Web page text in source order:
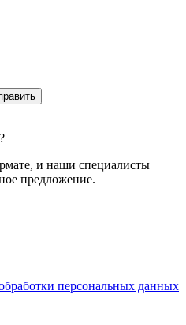
и наши специалисты
предложение.
персональных данных